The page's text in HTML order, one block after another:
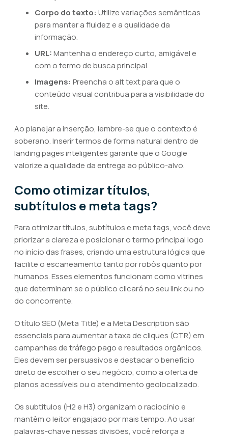
Corpo do texto: Utilize variações semânticas
para manter a fluidez e a qualidade da
informação.
URL:Mantenha o endereço curto, amigável e
com o termo de busca principal.
Imagens: Preencha o alt text para que o
conteúdo visual contribua para a visibilidade do
site.
Ao planejar a inserção, lembre-se que o contexto é
soberano. Inserir termos de forma natural dentro de
landing pages inteligentes garante que o Google
valorize a qualidade da entrega ao público-alvo.
Como otimizar títulos,
subtítulos e meta tags?
Para otimizar títulos, subtítulos e meta tags, você deve
priorizar a clareza e posicionar o termo principal logo
no início das frases, criando uma estrutura lógica que
facilite o escaneamento tanto por robôs quanto por
humanos. Esses elementos funcionam como vitrines
que determinam se o público clicará no seu link ou no
do concorrente.
O título SEO (Meta Title) e a Meta Description são
essenciais para aumentar a taxa de cliques (CTR) em
campanhas de tráfego pago e resultados orgânicos.
Eles devem ser persuasivos e destacar o benefício
direto de escolher o seu negócio, como a oferta de
planos acessíveis ou o atendimento geolocalizado.
Os subtítulos (H2 e H3) organizam o raciocínio e
mantêm o leitor engajado por mais tempo. Ao usar
palavras-chave nessas divisões, você reforça a